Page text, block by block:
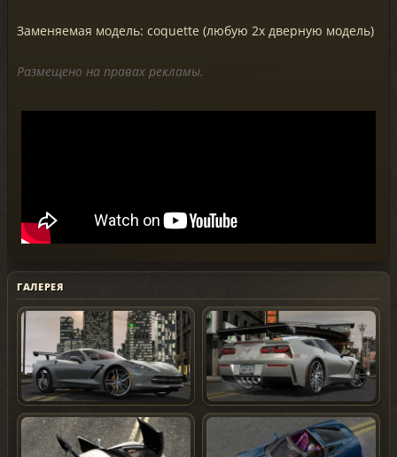
Заменяемая модель: coquette (любую 2х дверную модель)
Размещено на правах рекламы.
ГАЛЕРЕЯ